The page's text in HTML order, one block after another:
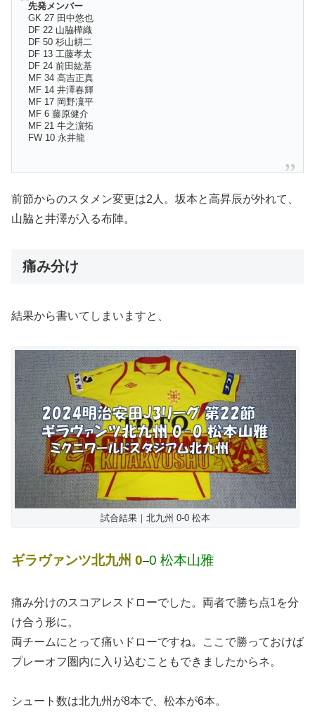
先発メンバー
GK 27 田中悠也
DF 22 山脇樺織
DF 50 杉山耕二
DF 13 工藤孝太
DF 24 前田紘基
MF 34 高吉正真
MF 14 井澤春輝
MF 17 岡野凜平
MF 6 藤原健介
MF 21 牛之濵拓
FW 10 永井龍
前節からのスタメン変更は2人。坂本と高昇辰が外れて、
山脇と井澤が入る布陣。
痛み分け
結果から書いてしまいますと、
試合結果｜北九州 0-0 松本
ギラヴァンツ北九州 0–0 松本山雅
痛み分けのスコアレスドローでした。両者で勝ち点1を分
け合う形に。
両チームにとって痛いドローですね。ここで勝っておけば
プレーオフ圏内に入り込むこともできましたからネ。
シュート数は北九州が8本で、松本が6本。